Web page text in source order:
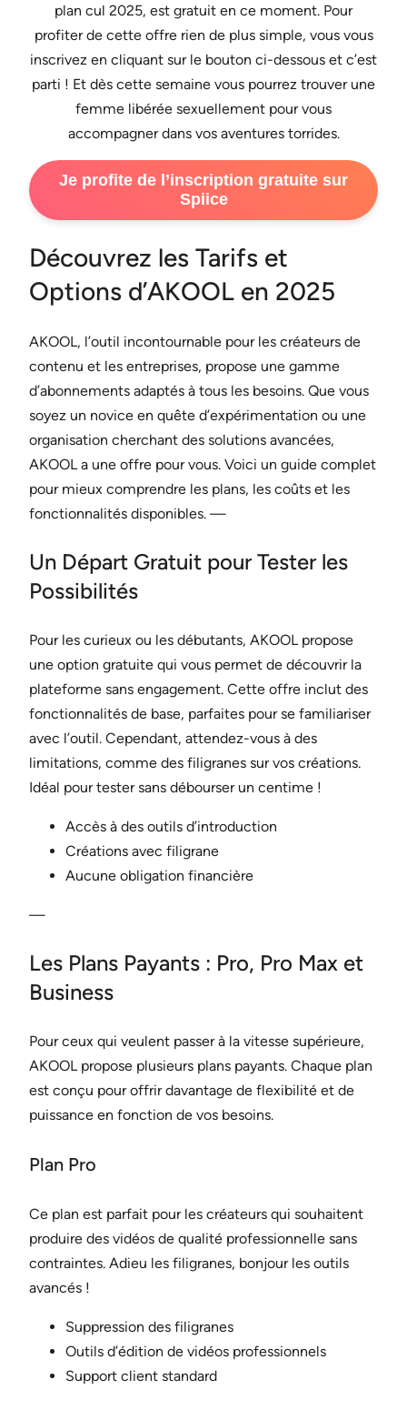
plan cul 2025, est gratuit en ce moment. Pour
profiter de cette offre rien de plus simple, vous vous
inscrivez en cliquant sur le bouton ci-dessous et c’est
parti ! Et dès cette semaine vous pourrez trouver une
femme libérée sexuellement pour vous
accompagner dans vos aventures torrides.
Je profite de l’inscription gratuite sur
Spiice
Découvrez les Tarifs et
Options d’AKOOL en 2025
AKOOL, l’outil incontournable pour les créateurs de
contenu et les entreprises, propose une gamme
d’abonnements adaptés à tous les besoins. Que vous
soyez un novice en quête d’expérimentation ou une
organisation cherchant des solutions avancées,
AKOOL a une offre pour vous. Voici un guide complet
pour mieux comprendre les plans, les coûts et les
fonctionnalités disponibles. —
Un Départ Gratuit pour Tester les
Possibilités
Pour les curieux ou les débutants, AKOOL propose
une option gratuite qui vous permet de découvrir la
plateforme sans engagement. Cette offre inclut des
fonctionnalités de base, parfaites pour se familiariser
avec l’outil. Cependant, attendez-vous à des
limitations, comme des filigranes sur vos créations.
Idéal pour tester sans débourser un centime !
Accès à des outils d’introduction
Créations avec filigrane
Aucune obligation financière
—
Les Plans Payants : Pro, Pro Max et
Business
Pour ceux qui veulent passer à la vitesse supérieure,
AKOOL propose plusieurs plans payants. Chaque plan
est conçu pour offrir davantage de flexibilité et de
puissance en fonction de vos besoins.
Plan Pro
Ce plan est parfait pour les créateurs qui souhaitent
produire des vidéos de qualité professionnelle sans
contraintes. Adieu les filigranes, bonjour les outils
avancés !
Suppression des filigranes
Outils d’édition de vidéos professionnels
Support client standard